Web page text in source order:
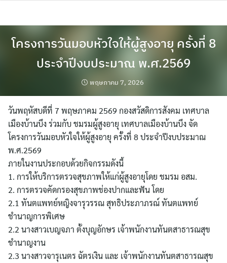
โครงการวันมอบหัวใจให้ผู้สูงอายุ ครั้งที่ 8
ประจำปีงบประมาณ พ.ศ.2569
พฤษภาคม 7, 2026
วันพฤหัสบดีที่ 7 พฤษภาคม 2569 กองสวัสดิการสังคม เทศบาล
เมืองบ้านบึง ร่วมกับ ชมรมผู้สูงอายุ เทศบาลเมืองบ้านบึง จัด
โครงการวันมอบหัวใจให้ผู้สูงอายุ ครั้งที่ 8 ประจำปีงบประมาณ
พ.ศ.2569
ภายในงานประกอบด้วยกิจกรรมดังนี้
1. การให้บริการตรวจสุขภาพให้แก่ผู้สูงอายุโดย ชมรม อสม.
2. การตรวจคัดกรองสุขภาพช่องปากและฟัน โดย
2.1 ทันตแพทย์หญิงจารุวรรณ สุทธิประภาภรณ์ ทันตแพทย์
ชำนาญการพิเศษ
2.2 นางสาวเบญจภา ตั้งบุญอักษร เจ้าพนักงานทันตสาธารณสุข
ชำนาญงาน
2.3 นางสาวจารุเนตร ฉัตรเงิน และ เจ้าพนักงานทันตสาธารณสุข